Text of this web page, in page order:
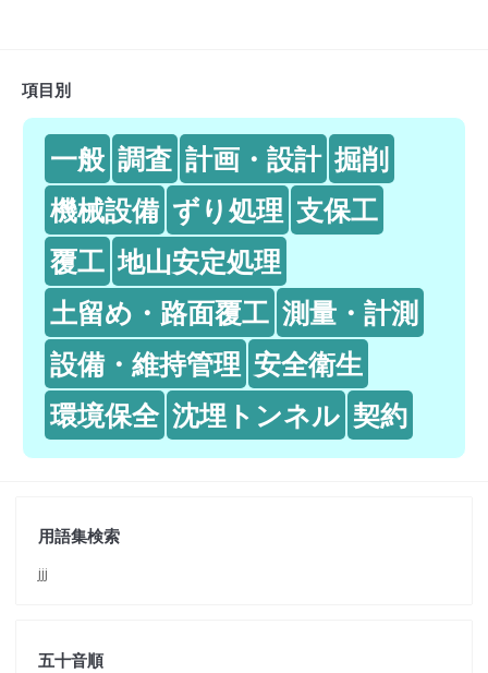
項目別
一般 調査 計画・設計 掘削
機械設備 ずり処理 支保工
覆工 地山安定処理
土留め・路面覆工 測量・計測
設備・維持管理 安全衛生
環境保全 沈埋トンネル 契約
用語集検索
jjj
五十音順